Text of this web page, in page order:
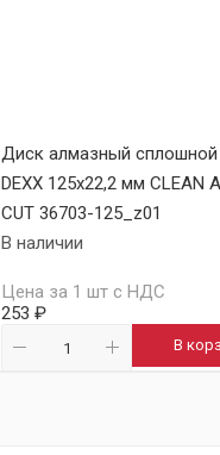
Диск алмазный сплошной
DEXX 125х22,2 мм CLEAN
CUT 36703-125_z01
В наличии
Цена за 1 шт с НДС
253 ₽
В